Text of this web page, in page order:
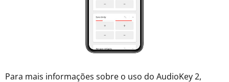
Para mais informações sobre o uso do AudioKey 2,